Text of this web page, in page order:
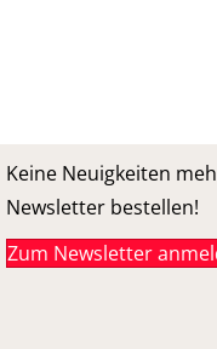
Keine Neuigkeiten
Newsletter bestellen!
Zum Newsletter